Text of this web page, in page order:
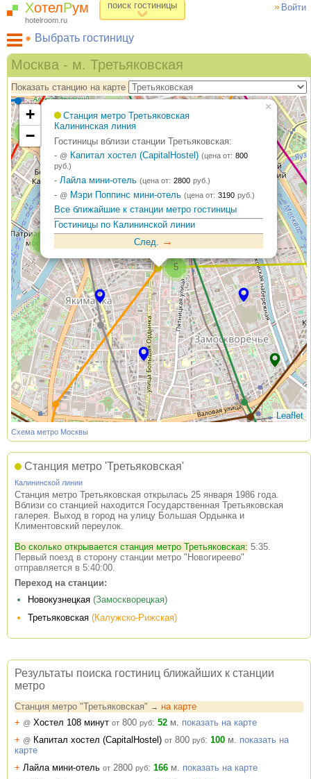
Войти
ХотелРум
hotelroom.ru
поиск гостиницы
Выбрать гостиницу
Гостиницы на карте Москвы
Гостиницы по метро
ХотелРум рекомендует
Москва - м. Третьяковская
Показать станцию на карте
5
Станция метро Третьяковская
Калининская линия
Гостиницы вблизи станции Третьяковская:
- @ Капитал хостел (CapitalHostel) (цена от: 800
руб.)
- Лайла мини-отель (цена от: 2800 руб.)
- @ Мэри Поппинс мини-отель (цена от: 3190 руб.)
Все ближайшие к станции метро гостиницы
Гостиницы по Калининской линии
След. →
×
+
−
Leaflet
Схема метро Москвы
Станция метро 'Третьяковская'
Калининской линии
Станция метро Третьяковская открылась 25 января 1986 года.
Вблизи со станцией находится Государственная Третьяковская
галерея. Выход в город на улицу Большая Ордынка и
Климентовский переулок.
Во сколько открывается станция метро Третьяковская: 5:35.
Первый поезд в сторону станции метро "Новогиреево"
отправляется в 5:40:00.
Переход на станции:
Новокузнецкая(Замоскворецкая)
Третьяковская(Калужско-Рижская)
Результаты поиска гостиниц ближайших к станции
метро
Станция метро "Третьяковская" → на карте
+ @ Хостел 108 минут от 800 руб: 52 м. показать на карте
+ @ Капитал хостел (CapitalHostel) от 800 руб: 100 м. показать на
карте
+ Лайла мини-отель от 2800 руб: 166 м. показать на карте